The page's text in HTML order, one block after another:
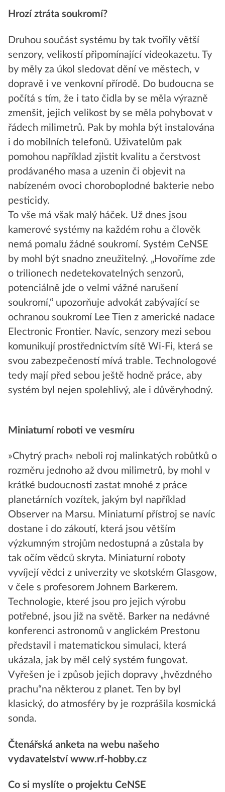
Hrozí ztráta soukromí?
Druhou součást systému by tak tvořily větší
senzory, velikostí připomínající videokazetu. Ty
by měly za úkol sledovat dění ve městech, v
dopravě i ve venkovní přírodě. Do budoucna se
počítá s tím, že i tato čidla by se měla výrazně
zmenšit, jejich velikost by se měla pohybovat v
řádech milimetrů. Pak by mohla být instalována
i do mobilních telefonů. Uživatelům pak
pomohou například zjistit kvalitu a čerstvost
prodávaného masa a uzenin či objevit na
nabízeném ovoci choroboplodné bakterie nebo
pesticidy.
To vše má však malý háček. Už dnes jsou
kamerové systémy na každém rohu a člověk
nemá pomalu žádné soukromí. Systém CeNSE
by mohl být snadno zneužitelný. „Hovoříme zde
o trilionech nedetekovatelných senzorů,
potenciálně jde o velmi vážné narušení
soukromí,“ upozorňuje advokát zabývající se
ochranou soukromí Lee Tien z americké nadace
Electronic Frontier. Navíc, senzory mezi sebou
komunikují prostřednictvím sítě Wi-Fi, která se
svou zabezpečeností mívá trable. Technologové
tedy mají před sebou ještě hodně práce, aby
systém byl nejen spolehlivý, ale i důvěryhodný.
Miniaturní roboti ve vesmíru
»Chytrý prach« neboli roj malinkatých robůtků o
rozměru jednoho až dvou milimetrů, by mohl v
krátké budoucnosti zastat mnohé z práce
planetárních vozítek, jakým byl například
Observer na Marsu. Miniaturní přístroj se navíc
dostane i do zákoutí, která jsou větším
výzkumným strojům nedostupná a zůstala by
tak očím vědců skryta. Miniaturní roboty
vyvíjejí vědci z univerzity ve skotském Glasgow,
v čele s profesorem Johnem Barkerem.
Technologie, které jsou pro jejich výrobu
potřebné, jsou již na světě. Barker na nedávné
konferenci astronomů v anglickém Prestonu
představil i matematickou simulaci, která
ukázala, jak by měl celý systém fungovat.
Vyřešen je i způsob jejich dopravy „hvězdného
prachu“na některou z planet. Ten by byl
klasický, do atmosféry by je rozprášila kosmická
sonda.
Čtenářská anketa na webu našeho
vydavatelství www.rf-hobby.cz
Co si myslíte o projektu CeNSE